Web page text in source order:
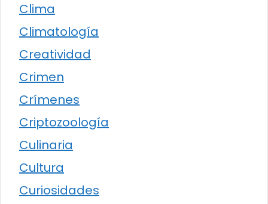
Clima
Climatología
Creatividad
Crimen
Crímenes
Criptozoología
Culinaria
Cultura
Curiosidades